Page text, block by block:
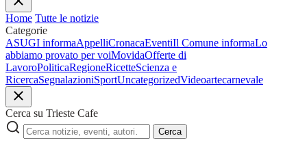
Home Tutte le notizie
Categorie
ASUGI informaAppelliCronacaEventiIl Comune informaLo
abbiamo provato per voiMovidaOfferte di
LavoroPoliticaRegioneRicetteScienza e
RicercaSegnalazioniSportUncategorizedVideoartecarnevale
Cerca su Trieste Cafe
Cerca